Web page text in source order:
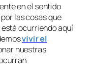
en el sentido
las cosas que
ocurriendo aquí
vivir el
nuestras